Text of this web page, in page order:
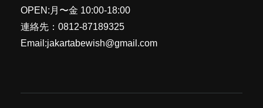
OPEN:月〜金 10:00-18:00
連絡先：0812-87189325
Email:jakartabewish@gmail.com